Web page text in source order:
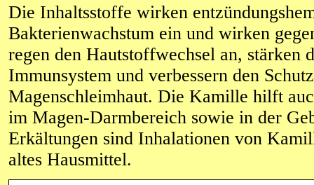
Die Inhaltsstoffe wirken
Bakterienwachstum ein und wirken
regen den Hautstoffwechsel an, stärken
Immunsystem und verbessern den
Magenschleimhaut. Die Kamille hilft
im Magen-Darmbereich sowie in der
Erkältungen sind Inhalationen von
altes Hausmittel.